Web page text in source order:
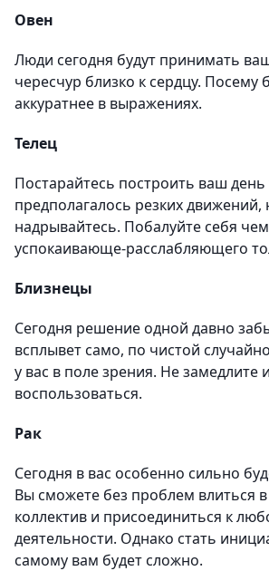
Овен
Люди сегодня будут принимать
чересчур близко к сердцу. Посему
аккуратнее в выражениях.
Телец
Постарайтесь построить ваш
предполагалось резких движений,
надрывайтесь. Побалуйте себя
успокаивающе-расслабляющего
Близнецы
Сегодня решение одной давно
всплывет само, по чистой
у вас в поле зрения. Не замедлите
воспользоваться.
Рак
Сегодня в вас особенно сильно
Вы сможете без проблем влиться
коллектив и присоединиться к
деятельности. Однако стать
самому вам будет сложно.